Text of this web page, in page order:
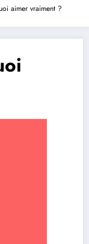
aimer vraiment ?